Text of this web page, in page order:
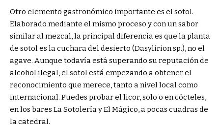
Otro elemento gastronómico importante es el sotol.
Elaborado mediante el mismo proceso y con un sabor
similar al mezcal, la principal diferencia es que la planta
de sotol es la cuchara del desierto (Dasylirion sp.), no el
agave. Aunque todavía está superando su reputación de
alcohol ilegal, el sotol está empezando a obtener el
reconocimiento que merece, tanto a nivel local como
internacional. Puedes probar el licor, solo o en cócteles,
en los bares La Sotolería y El Mágico, a pocas cuadras de
la catedral.